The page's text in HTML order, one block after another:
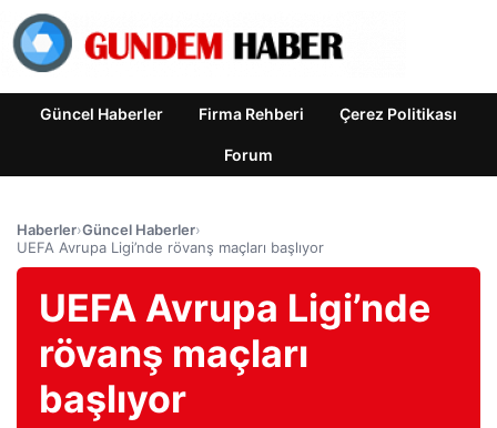
Güncel Haberler Firma Rehberi Çerez Politikası
Forum
Haberler›Güncel Haberler›
UEFA Avrupa Ligi’nde rövanş maçları başlıyor
UEFA Avrupa Ligi’nde
rövanş maçları
başlıyor